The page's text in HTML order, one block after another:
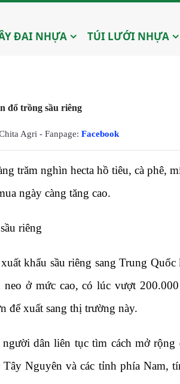
ĐAI NHỰA TÚI LƯỚI NHỰA
đổ trồng sầu riêng
Agri - Fanpage: Facebook
trăm nghìn hecta hồ tiêu, cà phê,
ngày càng tăng cao.
riêng
khẩu sầu riêng sang Trung
neo ở mức cao, có lúc vượt
để xuất sang thị trường này.
dân liên tục tìm cách mở rộng
Nguyên và các tỉnh phía Nam,